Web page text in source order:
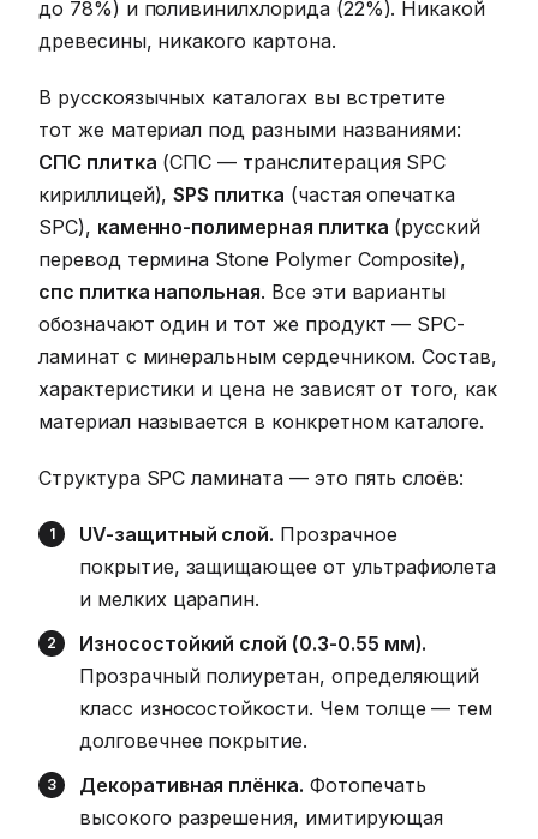
до 78%) и поливинилхлорида (22%). Никакой
древесины, никакого картона.
В русскоязычных каталогах вы встретите
тот же материал под разными названиями:
СПС плитка (СПС — транслитерация SPC
кириллицей),SPS плитка (частая опечатка
SPC), каменно-полимерная плитка (русский
перевод термина Stone Polymer Composite),
спс плитка напольная. Все эти варианты
обозначают один и тот же продукт — SPC-
ламинат с минеральным сердечником. Состав,
характеристики и цена не зависят от того, как
материал называется в конкретном каталоге.
Структура SPC ламината — это пять слоёв:
UV-защитный слой. Прозрачное
покрытие, защищающее от ультрафиолета
и мелких царапин.
Износостойкий слой (0.3-0.55 мм).
Прозрачный полиуретан, определяющий
класс износостойкости. Чем толще — тем
долговечнее покрытие.
Декоративная плёнка. Фотопечать
высокого разрешения, имитирующая